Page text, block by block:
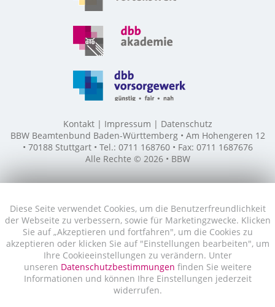
Diese Seite verwendet Cookies, um die Benutzerfreundlichkeit
der Webseite zu verbessern, sowie für Marketingzwecke. Klicken
Sie auf „Akzeptieren und fortfahren", um die Cookies zu
akzeptieren oder klicken Sie auf "Einstellungen bearbeiten", um
Ihre Cookieeinstellungen zu verändern. Unter
unseren Datenschutzbestimmungen finden Sie weitere
Informationen und können Ihre Einstellungen jederzeit
widerrufen.
Kontakt Impressum
Datenschutz
BBW Beamtenbund Baden-Württemberg • Am Hohengeren 12
• 70188 Stuttgart • Tel.: 0711 168760 • Fax: 0711 1687676
Alle Rechte © 2026 • BBW